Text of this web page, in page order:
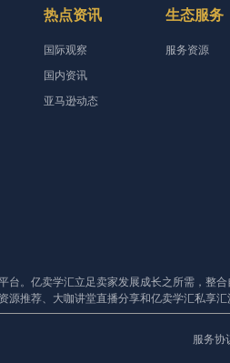
热点资讯
国际观察
国内资讯
亚马逊动态
生态服务
服务资源
台。亿卖学汇立足卖家发展成长之所需，
推荐、大咖讲堂直播分享和亿卖学汇私享
服务协